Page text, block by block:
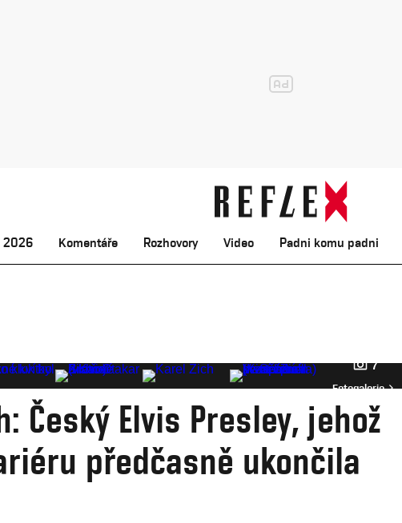
2026 Komentáře Rozhovory Video Padni komu padni
7
Fotogalerie
Český Elvis Presley, jehož
předčasně ukončila